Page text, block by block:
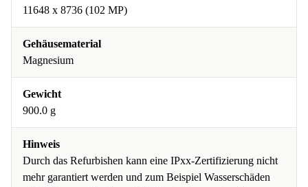
11648 x 8736 (102 MP)
Gehäusematerial
Magnesium
Gewicht
900.0 g
Hinweis
Durch das Refurbishen kann eine IPxx-Zertifizierung nicht
mehr garantiert werden und zum Beispiel Wasserschäden